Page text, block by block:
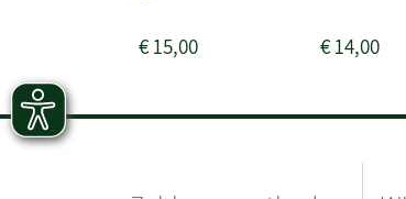
€15,00 €14,00